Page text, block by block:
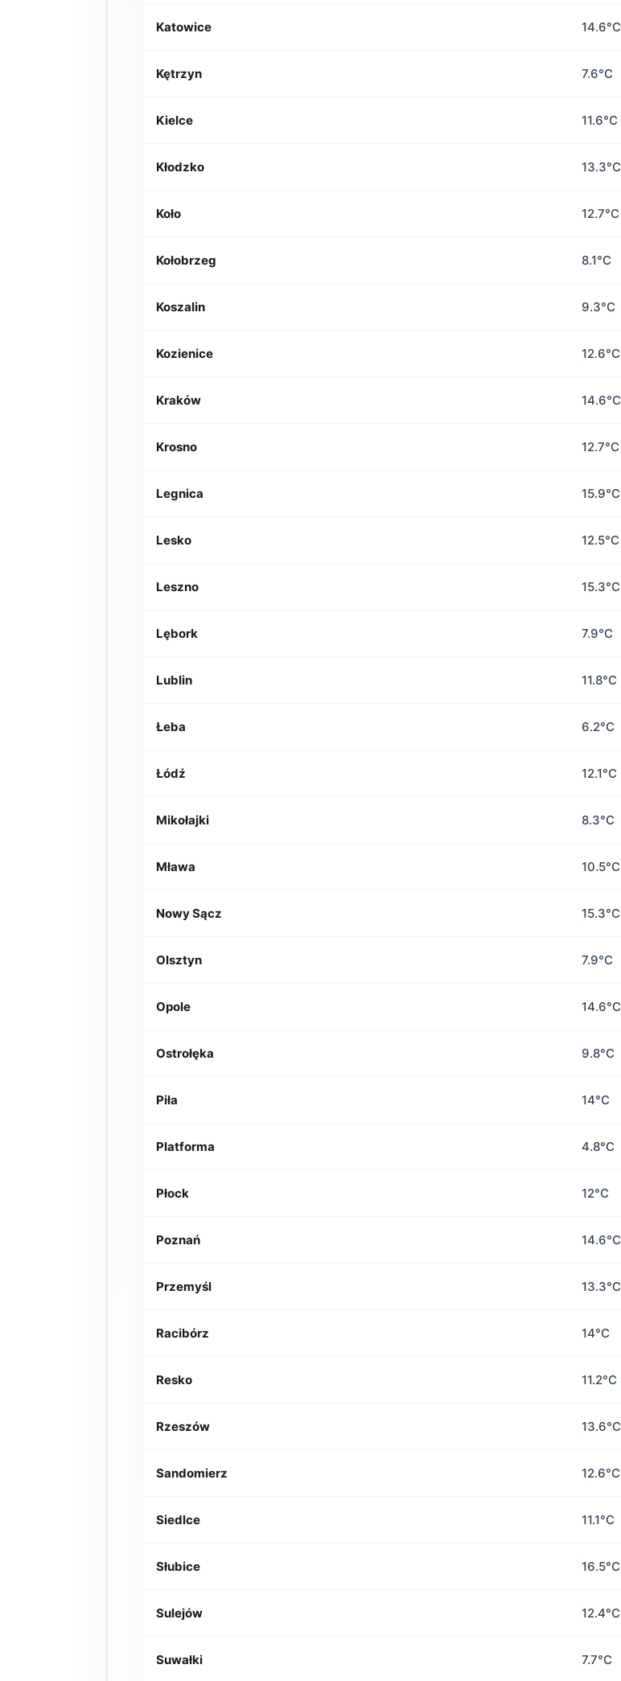
Katowice 14.6°C
Kętrzyn 7.6°C
Kielce 11.6°C
Kłodzko 13.3°C
Koło 12.7°C
Kołobrzeg 8.1°C
Koszalin 9.3°C
Kozienice 12.6°C
Kraków 14.6°C
Krosno 12.7°C
Legnica 15.9°C
Lesko 12.5°C
Leszno 15.3°C
Lębork 7.9°C
Lublin 11.8°C
Łeba 6.2°C
Łódź 12.1°C
Mikołajki 8.3°C
Mława 10.5°C
Nowy Sącz 15.3°C
Olsztyn 7.9°C
Opole 14.6°C
Ostrołęka 9.8°C
Piła 14°C
Platforma 4.8°C
Płock 12°C
Poznań 14.6°C
Przemyśl 13.3°C
Racibórz 14°C
Resko 11.2°C
Rzeszów 13.6°C
Sandomierz 12.6°C
Siedlce 11.1°C
Słubice 16.5°C
Sulejów 12.4°C
Suwałki 7.7°C